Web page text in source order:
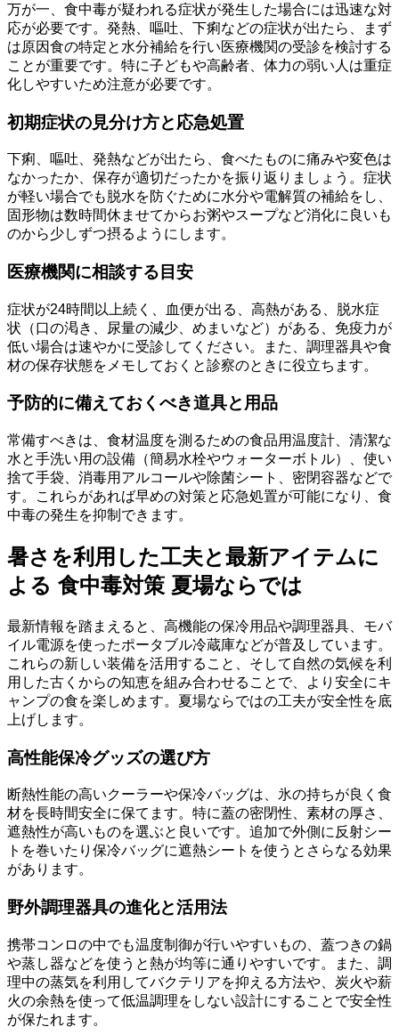
万が一、食中毒が疑われる症状が発生した場合には迅速な対
応が必要です。発熱、嘔吐、下痢などの症状が出たら、まず
は原因食の特定と水分補給を行い医療機関の受診を検討する
ことが重要です。特に子どもや高齢者、体力の弱い人は重症
化しやすいため注意が必要です。
初期症状の見分け方と応急処置
下痢、嘔吐、発熱などが出たら、食べたものに痛みや変色は
なかったか、保存が適切だったかを振り返りましょう。症状
が軽い場合でも脱水を防ぐために水分や電解質の補給をし、
固形物は数時間休ませてからお粥やスープなど消化に良いも
のから少しずつ摂るようにします。
医療機関に相談する目安
症状が24時間以上続く、血便が出る、高熱がある、脱水症
状（口の渇き、尿量の減少、めまいなど）がある、免疫力が
低い場合は速やかに受診してください。また、調理器具や食
材の保存状態をメモしておくと診察のときに役立ちます。
予防的に備えておくべき道具と用品
常備すべきは、食材温度を測るための食品用温度計、清潔な
水と手洗い用の設備（簡易水栓やウォーターボトル）、使い
捨て手袋、消毒用アルコールや除菌シート、密閉容器などで
す。これらがあれば早めの対策と応急処置が可能になり、食
中毒の発生を抑制できます。
暑さを利用した工夫と最新アイテムに
よる 食中毒対策 夏場ならでは
最新情報を踏まえると、高機能の保冷用品や調理器具、モバ
イル電源を使ったポータブル冷蔵庫などが普及しています。
これらの新しい装備を活用すること、そして自然の気候を利
用した古くからの知恵を組み合わせることで、より安全にキ
ャンプの食を楽しめます。夏場ならではの工夫が安全性を底
上げします。
高性能保冷グッズの選び方
断熱性能の高いクーラーや保冷バッグは、氷の持ちが良く食
材を長時間安全に保てます。特に蓋の密閉性、素材の厚さ、
遮熱性が高いものを選ぶと良いです。追加で外側に反射シー
トを巻いたり保冷バッグに遮熱シートを使うとさらなる効果
があります。
野外調理器具の進化と活用法
携帯コンロの中でも温度制御が行いやすいもの、蓋つきの鍋
や蒸し器などを使うと熱が均等に通りやすいです。また、調
理中の蒸気を利用してバクテリアを抑える方法や、炭火や薪
火の余熱を使って低温調理をしない設計にすることで安全性
が保たれます。